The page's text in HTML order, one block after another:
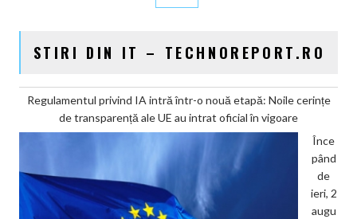
STIRI DIN IT – TECHNOREPORT.RO
Regulamentul privind IA intră într-o nouă etapă: Noile cerințe
de transparență ale UE au intrat oficial în vigoare
Înce
pând
de
ieri, 2
augu